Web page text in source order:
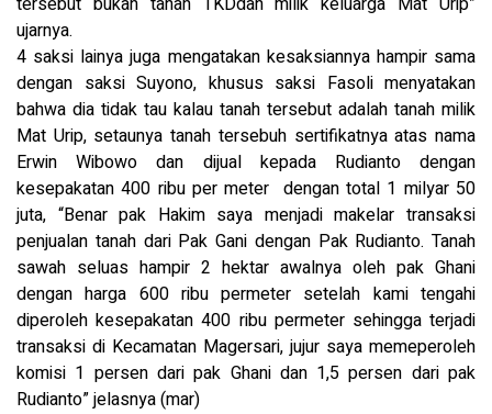
ujarnya.
4 saksi lainya juga mengatakan kesaksiannya hampir sama
dengan saksi Suyono, khusus saksi Fasoli menyatakan
bahwa dia tidak tau kalau tanah tersebut adalah tanah milik
Mat Urip, setaunya tanah tersebuh sertifikatnya atas nama
Erwin Wibowo dan dijual kepada Rudianto dengan
kesepakatan 400 ribu per meter dengan total 1 milyar 50
juta, “Benar pak Hakim saya menjadi makelar transaksi
penjualan tanah dari Pak Gani dengan Pak Rudianto. Tanah
sawah seluas hampir 2 hektar awalnya oleh pak Ghani
dengan harga 600 ribu permeter setelah kami tengahi
diperoleh kesepakatan 400 ribu permeter sehingga terjadi
transaksi di Kecamatan Magersari, jujur saya memeperoleh
komisi 1 persen dari pak Ghani dan 1,5 persen dari pak
Rudianto” jelasnya (mar)